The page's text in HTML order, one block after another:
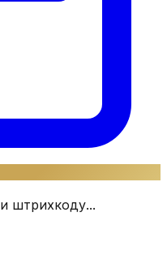
штрихкоду...